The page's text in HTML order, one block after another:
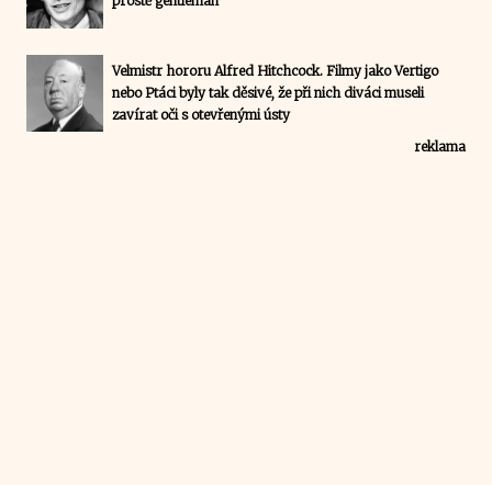
Velmistr hororu Alfred Hitchcock. Filmy jako Vertigo
nebo Ptáci byly tak děsivé, že při nich diváci museli
zavírat oči s otevřenými ústy
reklama